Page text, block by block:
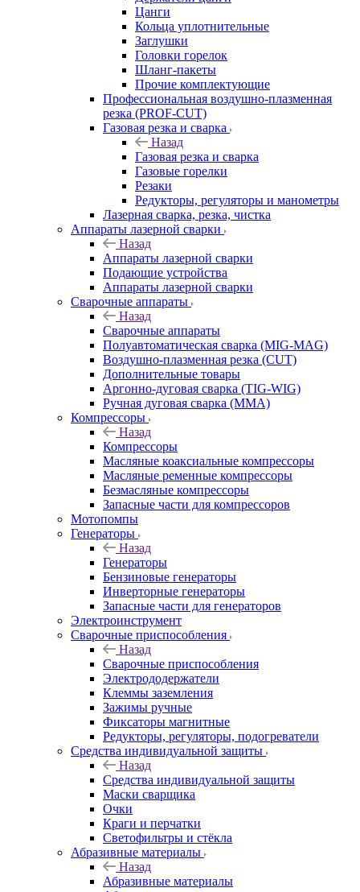
Цанги
Кольца уплотнительные
Заглушки
Головки горелок
Шланг-пакеты
Прочие комплектующие
Профессиональная воздушно-плазменная
резка (PROF-CUT)
Газовая резка и сварка
Назад
Газовая резка и сварка
Газовые горелки
Резаки
Редукторы, регуляторы и манометры
Лазерная сварка, резка, чистка
Аппараты лазерной сварки
Назад
Аппараты лазерной сварки
Подающие устройства
Аппараты лазерной сварки
Сварочные аппараты
Назад
Сварочные аппараты
Полуавтоматическая сварка (MIG-MAG)
Воздушно-плазменная резка (CUT)
Дополнительные товары
Аргонно-дуговая сварка (TIG-WIG)
Ручная дуговая сварка (MMA)
Компрессоры
Назад
Компрессоры
Масляные коаксиальные компрессоры
Масляные ременные компрессоры
Безмасляные компрессоры
Запасные части для компрессоров
Мотопомпы
Генераторы
Назад
Генераторы
Бензиновые генераторы
Инверторные генераторы
Запасные части для генераторов
Электроинструмент
Сварочные приспособления
Назад
Сварочные приспособления
Электрододержатели
Клеммы заземления
Зажимы ручные
Фиксаторы магнитные
Редукторы, регуляторы, подогреватели
Средства индивидуальной защиты
Назад
Средства индивидуальной защиты
Маски сварщика
Очки
Краги и перчатки
Светофильтры и стёкла
Абразивные материалы
Назад
Абразивные материалы